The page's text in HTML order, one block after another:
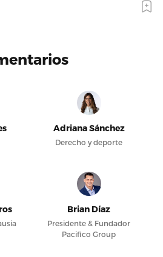
Adriana Sánchez
Derecho y deporte
Brian Díaz
Presidente & Fundador
Pacifico Group